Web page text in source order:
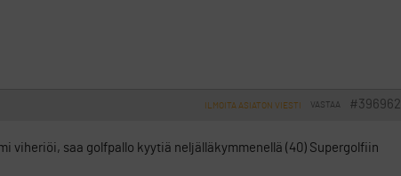
#396962
VASTAA
ILMOITA ASIATON VIESTI
viheriöi, saa golfpallo kyytiä neljälläkymmenellä (40) Supergolfiin